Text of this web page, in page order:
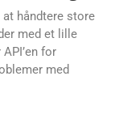
håndtere store
med et lille
for
med